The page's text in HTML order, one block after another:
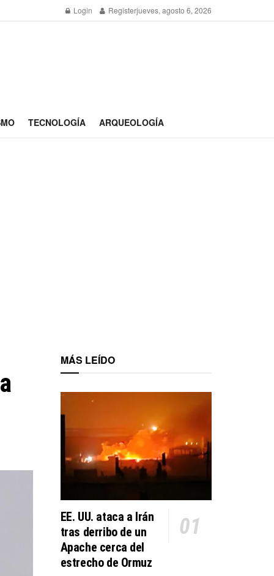
Login Registerjueves, agosto 6, 2026
TECNOLOGÍA ARQUEOLOGÍA
MÁS LEÍDO
EE. UU. ataca a Irán
tras derribo de un
Apache cerca del
estrecho de Ormuz